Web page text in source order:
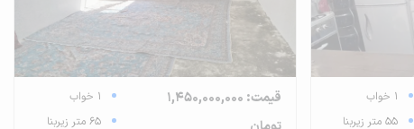
1 خواب
55 متر زیربنا
قیمت: 1,450,000,000
1 خواب
65 متر زیربنا